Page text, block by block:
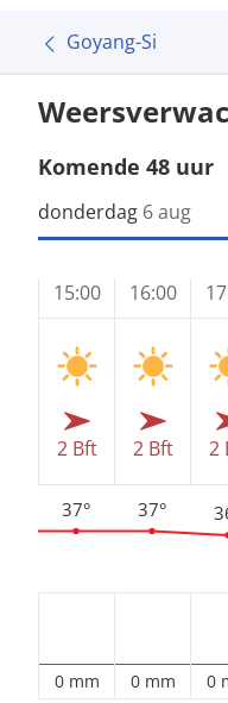
Goyang-Si
Komende 48 uur
donderdag 6 aug
15:00
2 Bft
37°
0 mm
16:00
2 Bft
37°
0 mm
2
0